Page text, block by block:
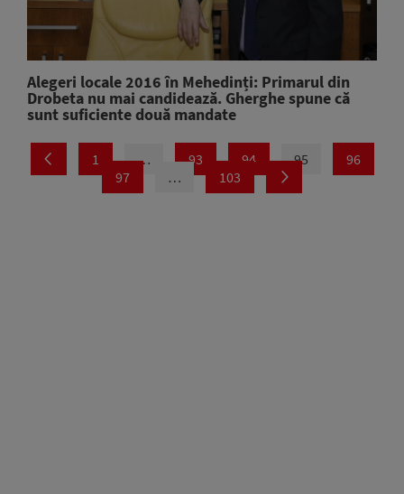
Alegeri locale 2016 în Mehedinți: Primarul din
Drobeta nu mai candidează. Gherghe spune că
sunt suficiente două mandate
1 … 93 94 95
96
97
… 103